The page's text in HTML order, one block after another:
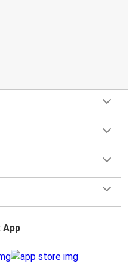
w naszej
korzystając z jednej z
App